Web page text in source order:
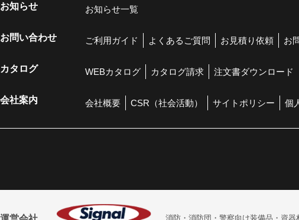
お知らせ お知らせ一覧
お問い合わせ ご利用ガイド よくあるご質問 お見積り依頼 お
カタログ WEBカタログ カタログ請求 注文書ダウンロード
会社案内 会社概要 CSR（社会活動） サイトポリシー 個
消防・消防団・警察向け装備品・ 資器